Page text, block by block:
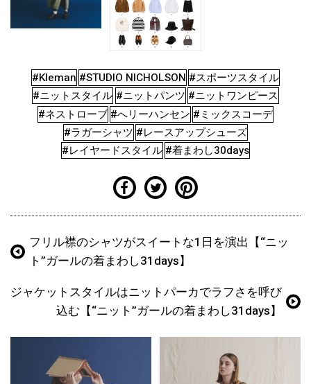
#Kleman #STUDIO NICHOLSON #スポーツスタイル
#ニットスタイル #ニットパンツ #ニットワンピース
#ネストローブ #へリーハンセン #ミックスコーデ
#ラガーシャツ #レースアップシューズ
#レイヤードスタイル #着まわし30days
フリル襟のシャツがスイートな1日を演出【“ニッ
ト”ガールの着まわし31days】
ジャケットスタイルはニットパーカでラフさを呼び
込む【“ニット”ガールの着まわし31days】